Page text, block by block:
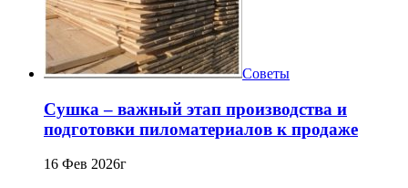
Советы
Сушка – важный этап производства и
подготовки пиломатериалов к продаже
16 Фев 2026г